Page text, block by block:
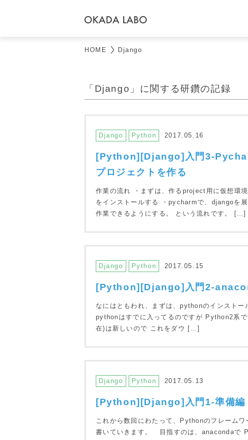
HOME Django
「Django」に関する研鑽の記録
Django Python 2017.05.16
[Python][Django]入門3-
プロジェクトを作る
作業の流れ ・まずは、作るproject用に仮想環
をインストールする ・pycharmで、djangoを
作業できるようにする。 という流れです。 […]
Django Python 2017.05.15
[Python][Django]入門2-
なにはともわれ、まずは、pythonのインスト
pythonはすでに入ってるのですが Python2系
在)は新しいので これをダウ […]
Django Python 2017.05.13
[Python][Django]入門1-準備編
これから数回にわたって、Pythonのフレーム
書いていきます。 目指すのは、anacondaで